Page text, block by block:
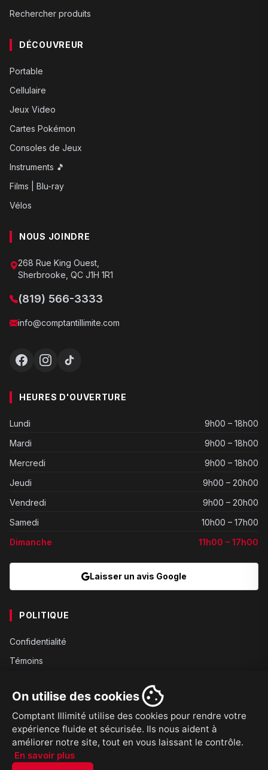
On utilise des cookies
Comptant Illimité utilise des cookies pour rendre votre
expérience fluide et sécurisée. Ils nous aident à
améliorer notre site, tout en vous laissant le contrôle.
En savoir plus
Rechercher produits
DÉCOUVREUR
Portable
Cellulaire
Jeux Video
Cartes Pokémon
Consoles de Jeux
Instruments 🎵
Films | Blu-ray
Vélos
NOUS JOINDRE
268 Rue King Ouest,
Sherbrooke, QC J1H 1R1
(819) 566-3333
info@comptantillimite.com
HEURES D'OUVERTURE
Lundi
9h00 – 18h00
Mardi
9h00 – 18h00
Mercredi
9h00 – 18h00
Jeudi
9h00 – 20h00
Vendredi
9h00 – 20h00
Samedi
10h00 – 17h00
Dimanche
11h00 – 17h00
Laisser un avis Google
POLITIQUE
Confidentialité
Témoins
Conditions
Expédition
Retours